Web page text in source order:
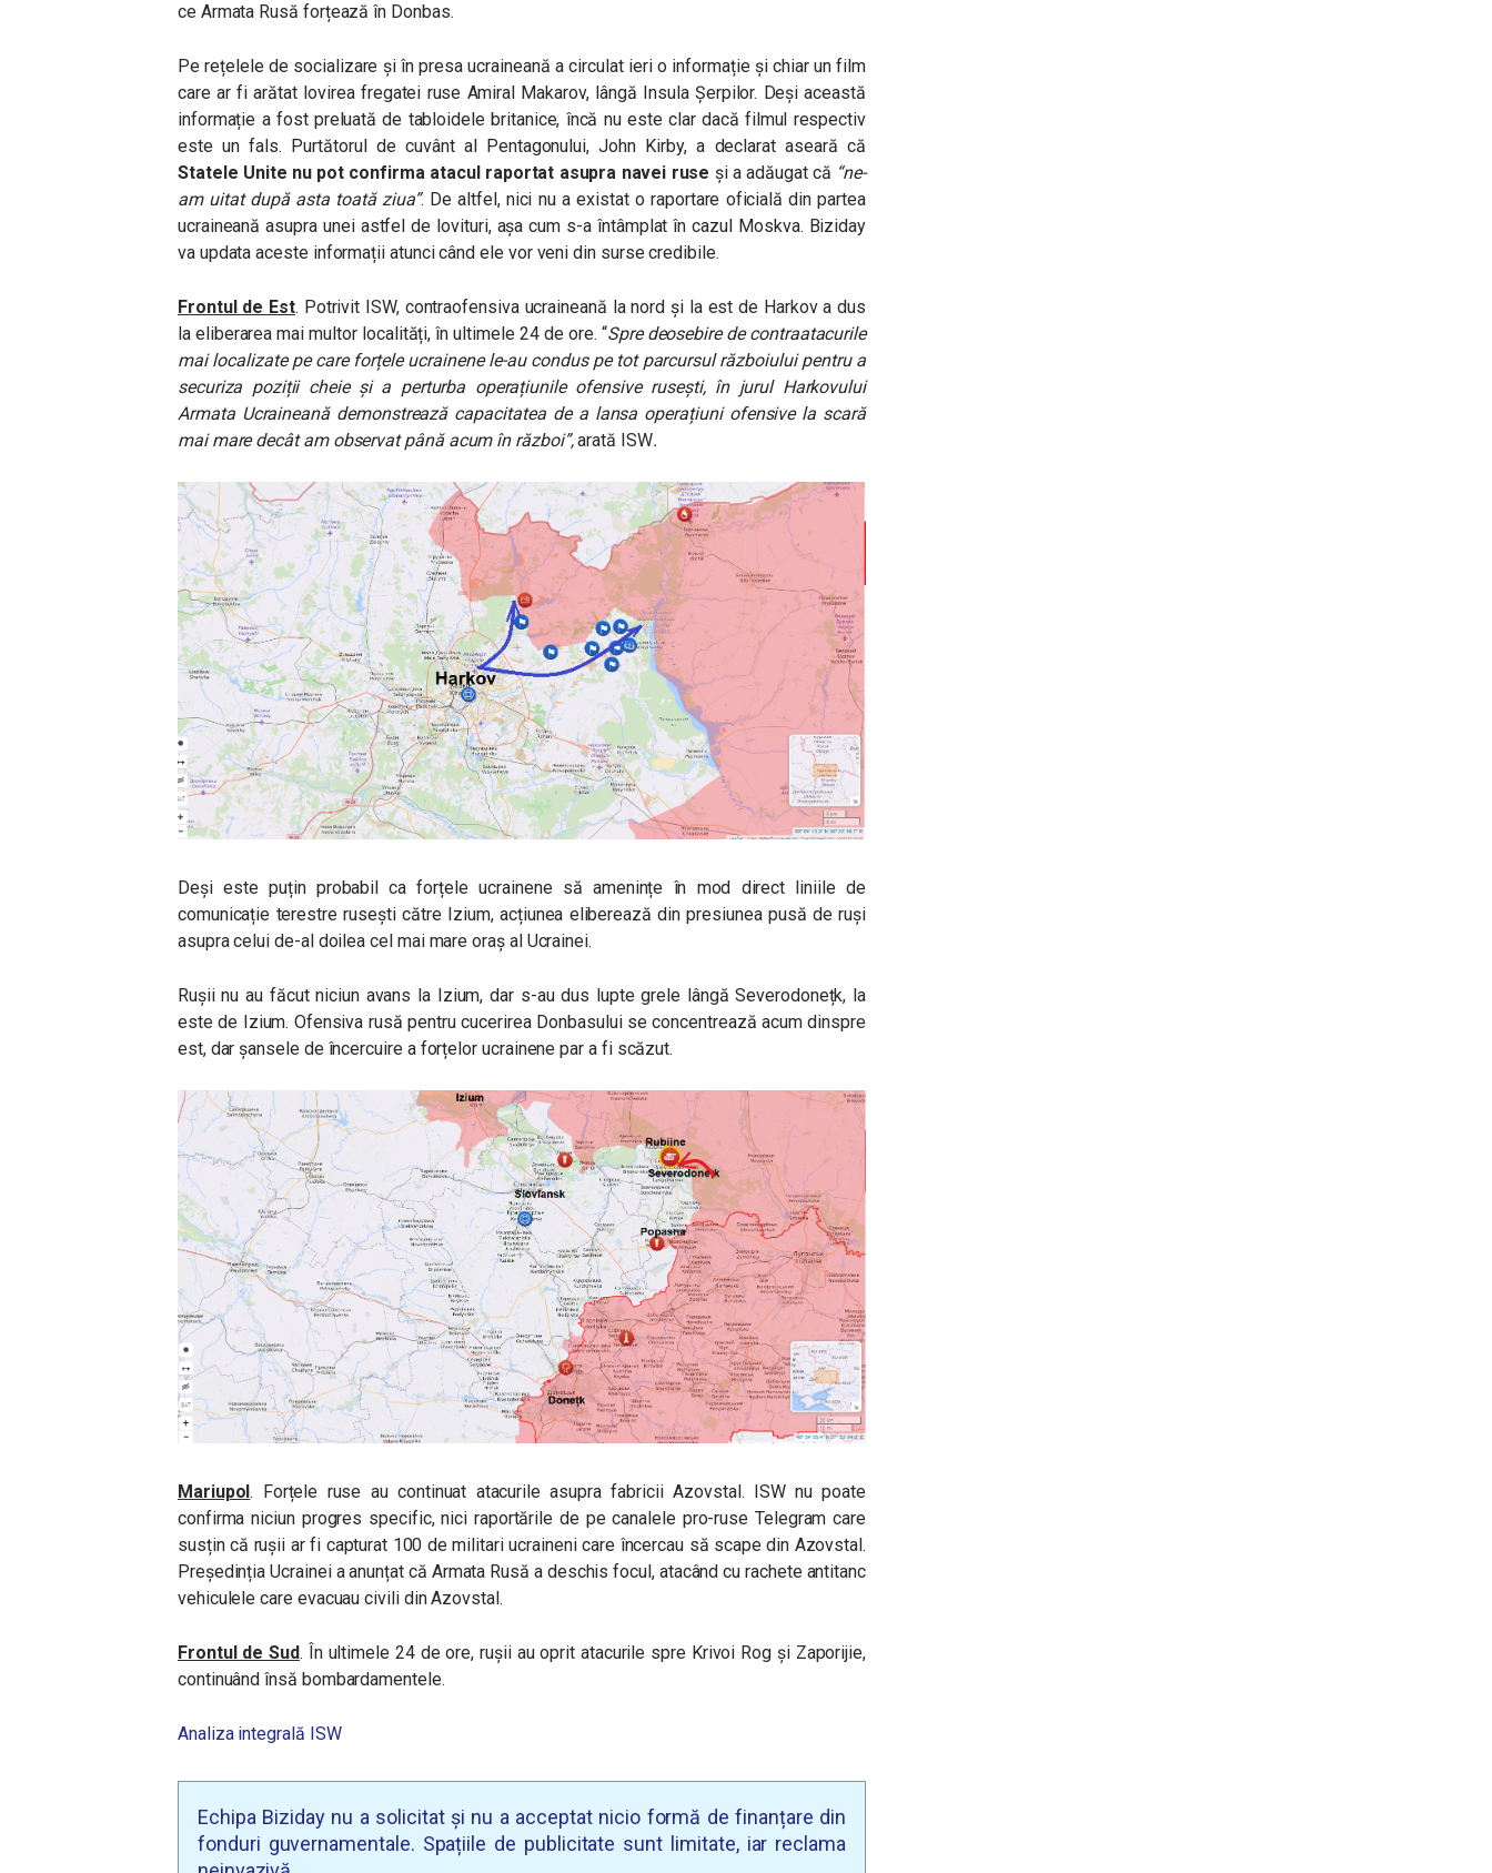
ce Armata Rusă forțează în Donbas.
Pe rețelele de socializare și în presa ucraineană a circulat ieri o informație și chiar un film
care ar fi arătat lovirea fregatei ruse Amiral Makarov, lângă Insula Șerpilor. Deși această
informație a fost preluată de tabloidele britanice, încă nu este clar dacă filmul respectiv
este un fals. Purtătorul de cuvânt al Pentagonului, John Kirby, a declarat aseară că
Statele Unite nu pot confirma atacul raportat asupra navei ruse și a adăugat că “ne-
am uitat după asta toată ziua”. De altfel, nici nu a existat o raportare oficială din partea
ucraineană asupra unei astfel de lovituri, așa cum s-a întâmplat în cazul Moskva. Biziday
va updata aceste informații atunci când ele vor veni din surse credibile.
Frontul de Est. Potrivit ISW, contraofensiva ucraineană la nord și la est de Harkov a dus
la eliberarea mai multor localități, în ultimele 24 de ore. “Spre deosebire de contraatacurile
mai localizate pe care forțele ucrainene le-au condus pe tot parcursul războiului pentru a
securiza poziții cheie și a perturba operațiunile ofensive rusești, în jurul Harkovului
Armata Ucraineană demonstrează capacitatea de a lansa operațiuni ofensive la scară
mai mare decât am observat până acum în război”,arată ISW.
Deși este puțin probabil ca forțele ucrainene să amenințe în mod direct liniile de
comunicație terestre rusești către Izium, acțiunea eliberează din presiunea pusă de ruși
asupra celui de-al doilea cel mai mare oraș al Ucrainei.
Rușii nu au făcut niciun avans la Izium, dar s-au dus lupte grele lângă Severodonețk, la
este de Izium. Ofensiva rusă pentru cucerirea Donbasului se concentrează acum dinspre
est, dar șansele de încercuire a forțelor ucrainene par a fi scăzut.
Mariupol. Forțele ruse au continuat atacurile asupra fabricii Azovstal. ISW nu poate
confirma niciun progres specific, nici raportările de pe canalele pro-ruse Telegram care
susțin că rușii ar fi capturat 100 de militari ucraineni care încercau să scape din Azovstal.
Președinția Ucrainei a anunțat că Armata Rusă a deschis focul, atacând cu rachete antitanc
vehiculele care evacuau civili din Azovstal.
Frontul de Sud. În ultimele 24 de ore, rușii au oprit atacurile spre Krivoi Rog și Zaporijie,
continuând însă bombardamentele.
Analiza integrală ISW
Echipa Biziday nu a solicitat și nu a acceptat nicio formă de finanțare din
fonduri guvernamentale. Spațiile de publicitate sunt limitate, iar reclama